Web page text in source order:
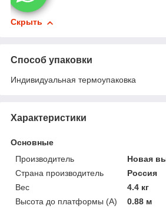
Скрыть
Способ упаковки
Индивидуальная термоупаковка
Характеристики
Основные
Производитель
Новая
Страна производитель
Россия
Вес
4.4 кг
Высота до платформы (А)
0.88 м